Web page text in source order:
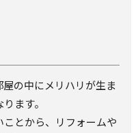
の中にメリハリが生ま
ます。
とから、リフォームや